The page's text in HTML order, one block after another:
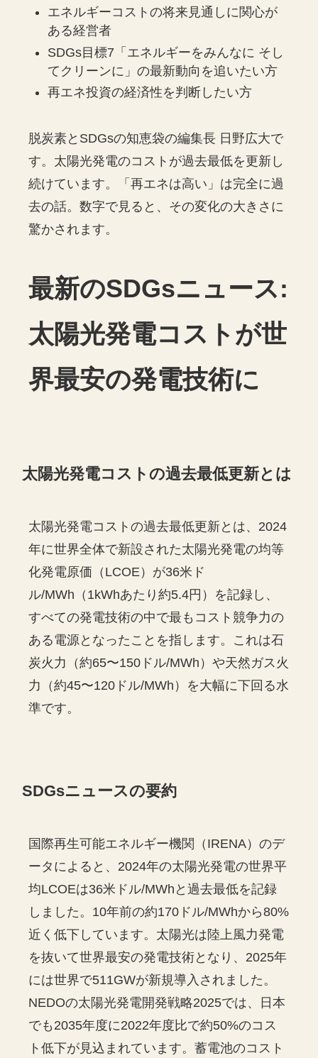
エネルギーコストの将来見通しに関心が
ある経営者
SDGs目標7「エネルギーをみんなに そし
てクリーンに」の最新動向を追いたい方
再エネ投資の経済性を判断したい方
脱炭素とSDGsの知恵袋の編集長 日野広大で
す。太陽光発電のコストが過去最低を更新し
続けています。「再エネは高い」は完全に過
去の話。数字で見ると、その変化の大きさに
驚かされます。
最新のSDGsニュース:
太陽光発電コストが世
界最安の発電技術に
太陽光発電コストの過去最低更新とは
太陽光発電コストの過去最低更新とは、2024
年に世界全体で新設された太陽光発電の均等
化発電原価（LCOE）が36米ド
ル/MWh（1kWhあたり約5.4円）を記録し、
すべての発電技術の中で最もコスト競争力の
ある電源となったことを指します。これは石
炭火力（約65〜150ドル/MWh）や天然ガス火
力（約45〜120ドル/MWh）を大幅に下回る水
準です。
SDGsニュースの要約
国際再生可能エネルギー機関（IRENA）のデ
ータによると、2024年の太陽光発電の世界平
均LCOEは36米ドル/MWhと過去最低を記録
しました。10年前の約170ドル/MWhから80%
近く低下しています。太陽光は陸上風力発電
を抜いて世界最安の発電技術となり、2025年
には世界で511GWが新規導入されました。
NEDOの太陽光発電開発戦略2025では、日本
でも2035年度に2022年度比で約50%のコス
ト低下が見込まれています。蓄電池のコスト